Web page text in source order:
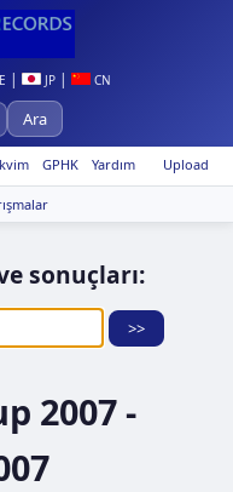
| JP | CN
Upload
GPHK Yardım
sonuçları:
2007 -